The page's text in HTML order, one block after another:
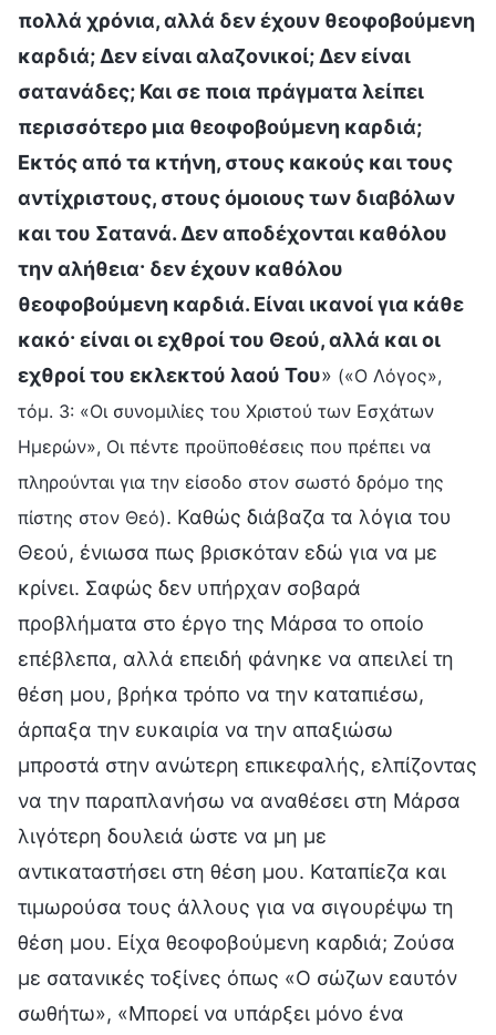
πολλά χρόνια, αλλά δεν έχουν θεοφοβούμενη
καρδιά; Δεν είναι αλαζονικοί; Δεν είναι
σατανάδες; Και σε ποια πράγματα λείπει
περισσότερο μια θεοφοβούμενη καρδιά;
Εκτός από τα κτήνη, στους κακούς και τους
αντίχριστους, στους όμοιους των διαβόλων
και του Σατανά. Δεν αποδέχονται καθόλου
την αλήθεια· δεν έχουν καθόλου
θεοφοβούμενη καρδιά. Είναι ικανοί για κάθε
κακό· είναι οι εχθροί του Θεού, αλλά και οι
εχθροί του εκλεκτού λαού Του» («Ο Λόγος»,
τόμ. 3: «Οι συνομιλίες του Χριστού των Εσχάτων
Ημερών», Οι πέντε προϋποθέσεις που πρέπει να
πληρούνται για την είσοδο στον σωστό δρόμο της
πίστης στον Θεό). Καθώς διάβαζα τα λόγια του
Θεού, ένιωσα πως βρισκόταν εδώ για να με
κρίνει. Σαφώς δεν υπήρχαν σοβαρά
προβλήματα στο έργο της Μάρσα το οποίο
επέβλεπα, αλλά επειδή φάνηκε να απειλεί τη
θέση μου, βρήκα τρόπο να την καταπιέσω,
άρπαξα την ευκαιρία να την απαξιώσω
μπροστά στην ανώτερη επικεφαλής, ελπίζοντας
να την παραπλανήσω να αναθέσει στη Μάρσα
λιγότερη δουλειά ώστε να μη με
αντικαταστήσει στη θέση μου. Καταπίεζα και
τιμωρούσα τους άλλους για να σιγουρέψω τη
θέση μου. Είχα θεοφοβούμενη καρδιά; Ζούσα
με σατανικές τοξίνες όπως «Ο σώζων εαυτόν
σωθήτω», «Μπορεί να υπάρξει μόνο ένα